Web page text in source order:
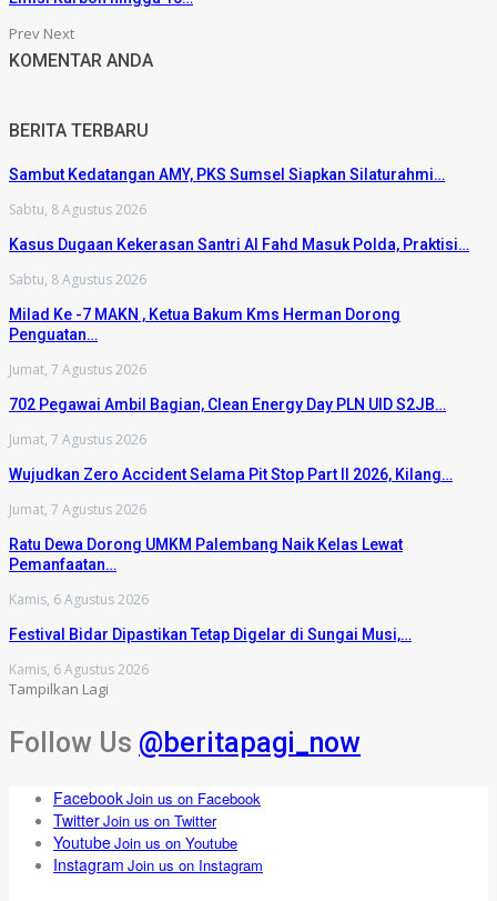
Prev Next
KOMENTAR ANDA
BERITA TERBARU
Sambut Kedatangan AMY, PKS Sumsel Siapkan Silaturahmi…
Sabtu, 8 Agustus 2026
Kasus Dugaan Kekerasan Santri Al Fahd Masuk Polda, Praktisi…
Sabtu, 8 Agustus 2026
Milad Ke -7 MAKN , Ketua Bakum Kms Herman Dorong
Penguatan…
Jumat, 7 Agustus 2026
702 Pegawai Ambil Bagian, Clean Energy Day PLN UID S2JB…
Jumat, 7 Agustus 2026
Wujudkan Zero Accident Selama Pit Stop Part II 2026, Kilang…
Jumat, 7 Agustus 2026
Ratu Dewa Dorong UMKM Palembang Naik Kelas Lewat
Pemanfaatan…
Kamis, 6 Agustus 2026
Festival Bidar Dipastikan Tetap Digelar di Sungai Musi,…
Kamis, 6 Agustus 2026
Tampilkan Lagi
Follow Us @beritapagi_now
FacebookJoin us on Facebook
TwitterJoin us on Twitter
YoutubeJoin us on Youtube
Instagram Join us on Instagram